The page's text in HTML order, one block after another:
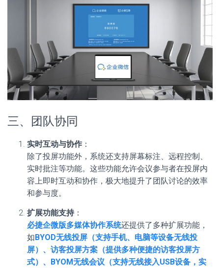
三、团队协同
实时互动与协作 ：
除了投屏功能外，系统还支持屏幕标注、远程控制、
实时批注等功能。这些功能允许会议参与者在投屏内
容上即时互动和协作，极大地提升了团队讨论的效率
和参与度。
扩展功能支持：
必捷企微版多媒体协作系统还提供了多种扩展功能，
如BYOD无线投屏（支持手机、电脑等设备无线投
屏）、访客投屏方案（提供多种便捷的访客投屏方
式）、BYOM无线会议（支持无线接入USB设备，实